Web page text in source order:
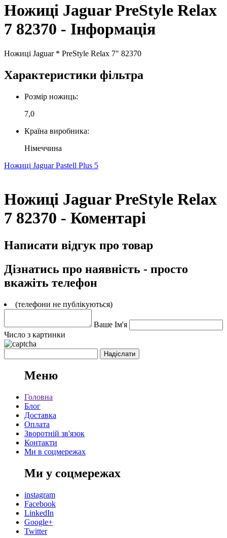
Ножиці Jaguar PreStyle Relax
7 82370 - Інформація
Ножиці Jaguar * PreStyle Relax 7" 82370
Характеристики фільтра
Розмір ножиць:
7,0
Країна виробника:
Німеччина
Ножиці Jaguar Pastell Plus 5
Ножиці Jaguar PreStyle Relax
7 82370 - Коментарі
Написати відгук про товар
Дізнатись про наявність - просто
вкажіть телефон
(телефони не публікуються)
Ваше Ім'я
Число з картинки
Меню
Головна
Блог
Доставка
Оплата
Зворотній зв'язок
Контакти
Ми в соцмережах
Ми у соцмережах
instagram
Facebook
LinkedIn
Google+
Twitter